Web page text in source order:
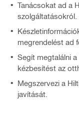
Tanácsokat ad a
szolgáltatásokról.
megrendelést ad
Segít megtalálni
kézbesítést az
Megszervezi a
javítását.